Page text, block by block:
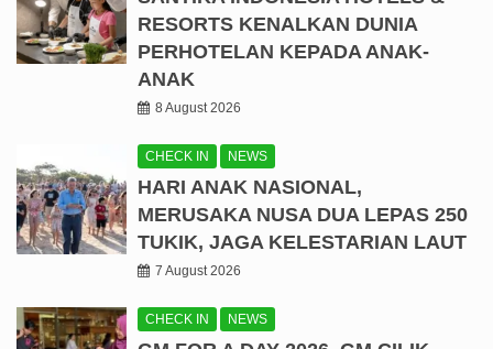
RESORTS KENALKAN DUNIA
PERHOTELAN KEPADA ANAK-
ANAK
8 August 2026
CHECK IN NEWS
HARI ANAK NASIONAL,
MERUSAKA NUSA DUA LEPAS 250
TUKIK, JAGA KELESTARIAN LAUT
7 August 2026
CHECK IN NEWS